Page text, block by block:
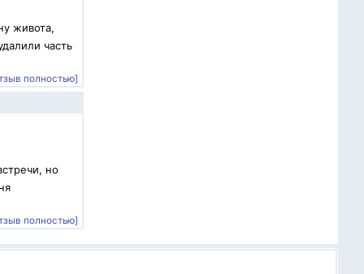
живота,
часть
полностью]
но
полностью]